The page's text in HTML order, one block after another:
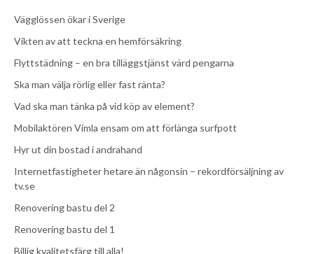
Vägglössen ökar i Sverige
Vikten av att teckna en hemförsäkring
Flyttstädning – en bra tilläggstjänst värd pengarna
Ska man välja rörlig eller fast ränta?
Vad ska man tänka på vid köp av element?
Mobilaktören Vimla ensam om att förlänga surfpott
Hyr ut din bostad i andrahand
Internetfastigheter hetare än någonsin – rekordförsäljning av
tv.se
Renovering bastu del 2
Renovering bastu del 1
Billig kvalitetsfärg till alla!